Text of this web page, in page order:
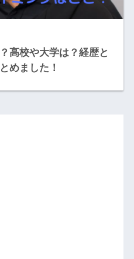
高校や大学は？経歴と
めました！